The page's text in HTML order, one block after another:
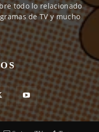
todo lo relacionado
de TV y mucho